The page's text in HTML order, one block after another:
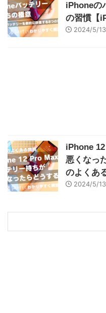
iPhoneの
の習慣【
2024/5/13
iPhone
悪くなっ
のよくあ
2024/5/13